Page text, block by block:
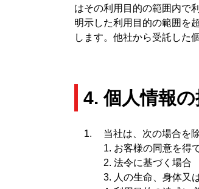
はその利用目的の範囲内で
明示した利用目的の範囲を
します。他社から受託した
4. 個人情報
当社は、次の場合を
1. お客様の同意を得
2. 法令に基づく場合
3. 人の生命、身体又